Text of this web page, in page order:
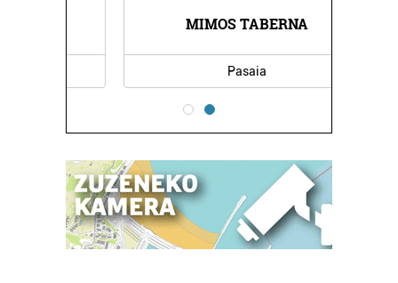
MIMOS TABERNA